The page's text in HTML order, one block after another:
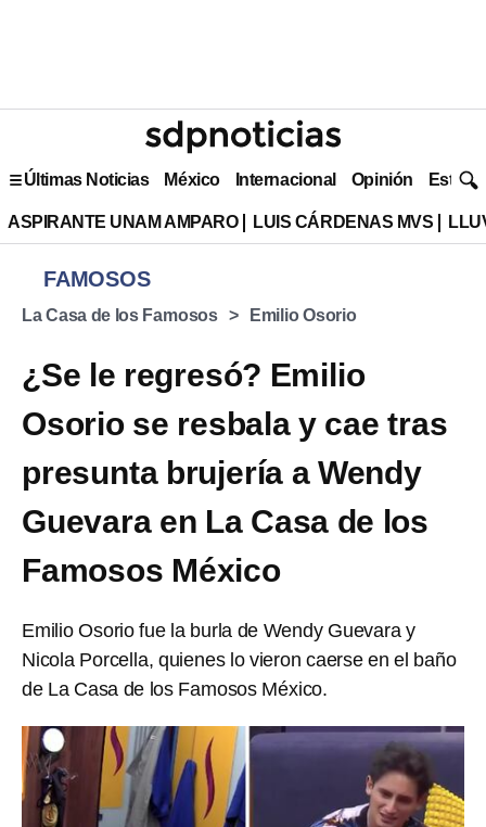
Últimas Noticias México Internacional Opinión Estilo
ASPIRANTE UNAM AMPARO LUIS CÁRDENAS MVS
FAMOSOS
La Casa de los Famosos Emilio Osorio
¿Se le regresó? Emilio
Osorio se resbala y cae tras
presunta brujería a Wendy
Guevara en La Casa de los
Famosos México
Emilio Osorio fue la burla de Wendy Guevara y
Nicola Porcella, quienes lo vieron caerse en el baño
de La Casa de los Famosos México.